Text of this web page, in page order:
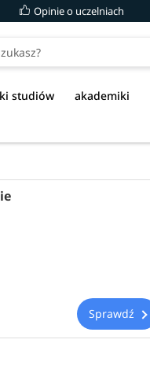
Opinie o uczelniach
studiów akademiki
Sprawdź